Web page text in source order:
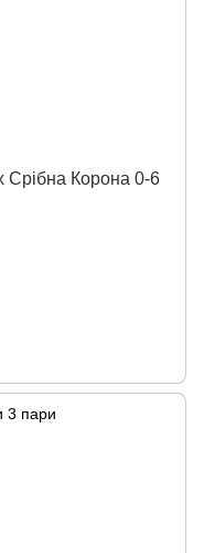
Срібна Корона 0-6